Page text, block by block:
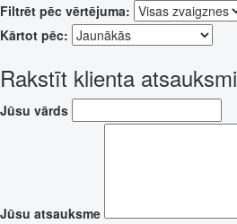
Filtrēt pēc vērtējuma:
Kārtot pēc:
Rakstīt klienta atsauksmi
Jūsu vārds
Jūsu atsauksme